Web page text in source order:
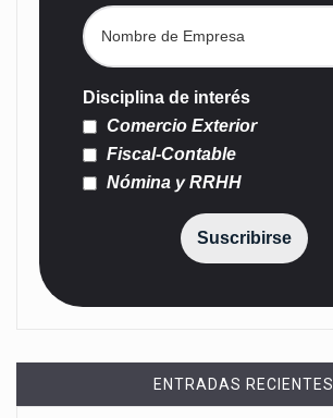
Disciplina de interés
Comercio Exterior
Fiscal-Contable
Nómina y RRHH
Suscribirse
ENTRADAS RECIENTES